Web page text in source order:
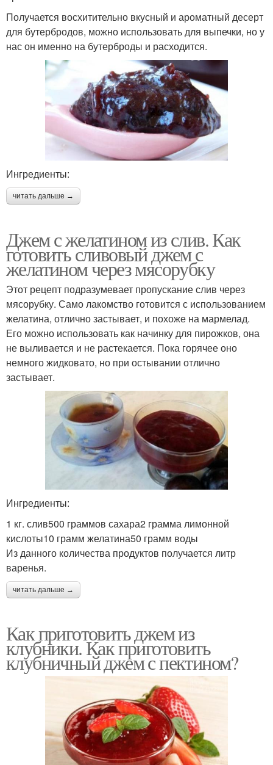
Получается восхитительно вкусный и ароматный десерт
для бутербродов, можно использовать для выпечки, но у
нас он именно на бутерброды и расходится.
Ингредиенты:
читать дальше →
Джем с желатином из слив. Как
готовить сливовый джем с
желатином через мясорубку
Этот рецепт подразумевает пропускание слив через
мясорубку. Само лакомство готовится с использованием
желатина, отлично застывает, и похоже на мармелад.
Его можно использовать как начинку для пирожков, она
не выливается и не растекается. Пока горячее оно
немного жидковато, но при остывании отлично
застывает.
Ингредиенты:
1 кг. слив500 граммов сахара2 грамма лимонной
кислоты10 грамм желатина50 грамм воды
Из данного количества продуктов получается литр
варенья.
читать дальше →
Как приготовить джем из
клубники. Как приготовить
клубничный джем с пектином?